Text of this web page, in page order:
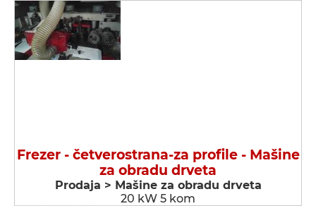
Frezer - četverostrana-za profile - Мašine
za obradu drveta
Prodaja > Мašine za obradu drveta
20 kW 5 kom